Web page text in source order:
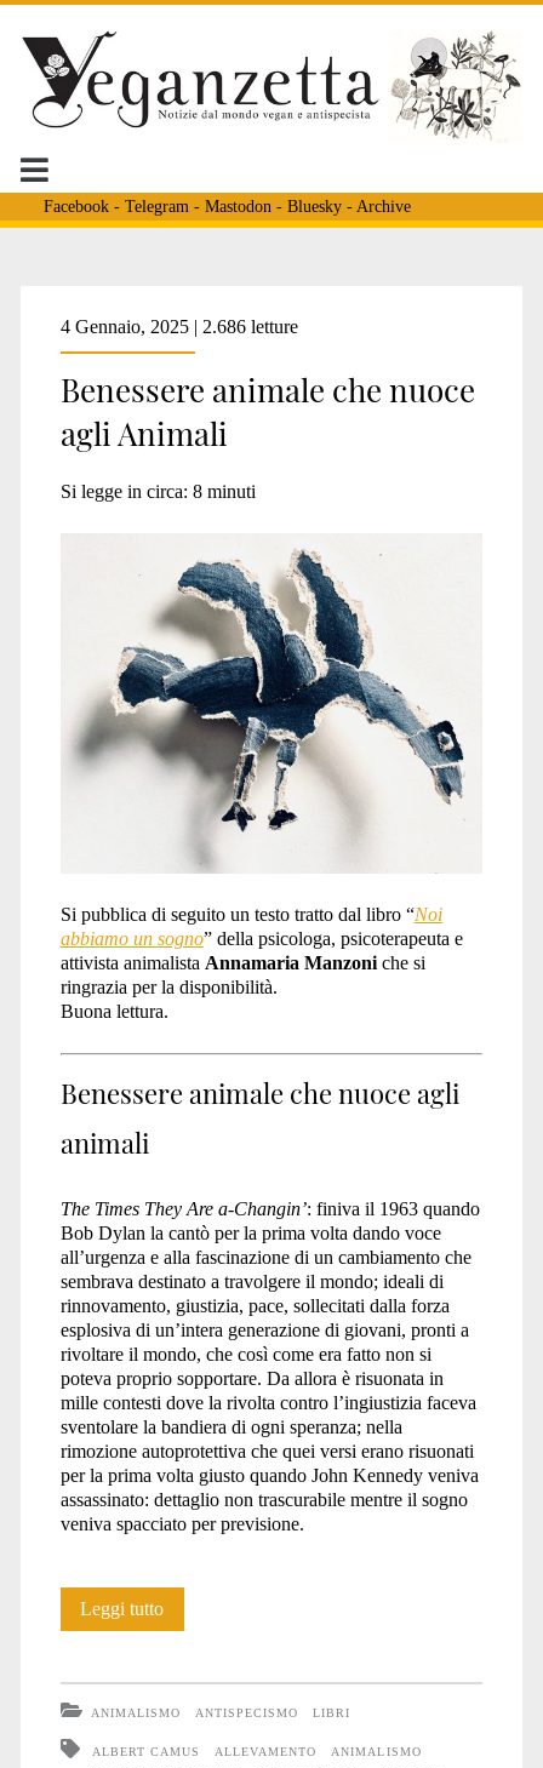
Facebook- Telegram - Mastodon - Bluesky- Archive
Tag:
<span>macchina
degli
abbracci</span>
4 Gennaio, 2025 | 2.686 letture
Benessere animale che nuoce
agli Animali
Si legge in circa: 8 minuti
Si pubblica di seguito un testo tratto dal libro “Noi
abbiamo un sogno” della psicologa, psicoterapeuta e
attivista animalista Annamaria Manzoniche si
ringrazia per la disponibilità.
Buona lettura.
Benessere animale che nuoce agli
animali
The Times They Are a-Changin’: finiva il 1963 quando
Bob Dylan la cantò per la prima volta dando voce
all’urgenza e alla fascinazione di un cambiamento che
sembrava destinato a travolgere il mondo; ideali di
rinnovamento, giustizia, pace, sollecitati dalla forza
esplosiva di un’intera generazione di giovani, pronti a
rivoltare il mondo, che così come era fatto non si
poteva proprio sopportare. Da allora è risuonata in
mille contesti dove la rivolta contro l’ingiustizia faceva
sventolare la bandiera di ogni speranza; nella
rimozione autoprotettiva che quei versi erano risuonati
per la prima volta giusto quando John Kennedy veniva
assassinato: dettaglio non trascurabile mentre il sogno
veniva spacciato per previsione.
Leggi tuttoBenessere
ANIMALISMO ANTISPECISMO LIBRI
ALBERT CAMUS ALLEVAMENTO
ANIMALISMO